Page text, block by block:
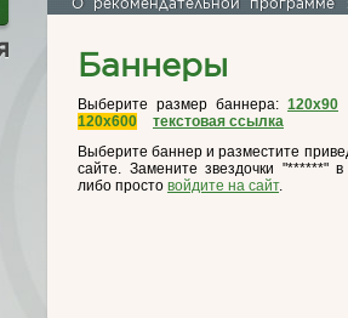
Баннеры
Выберите размер баннера: 120x90
120x600
текстовая ссылка
Выберите баннер и разместите
сайте. Замените звездочки "******"
либо просто войдите на сайт.